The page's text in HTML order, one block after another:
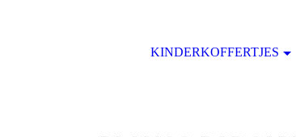
KINDERKOFFERTJES